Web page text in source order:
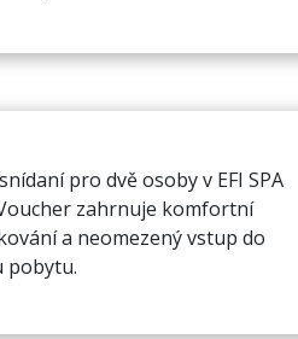
pro dvě osoby v EFI SPA
zahrnuje komfortní
a neomezený vstup do
pobytu.